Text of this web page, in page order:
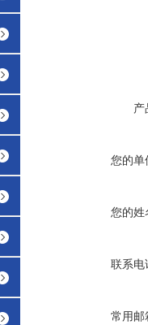
产
您的单
您的姓
联系电
常用邮